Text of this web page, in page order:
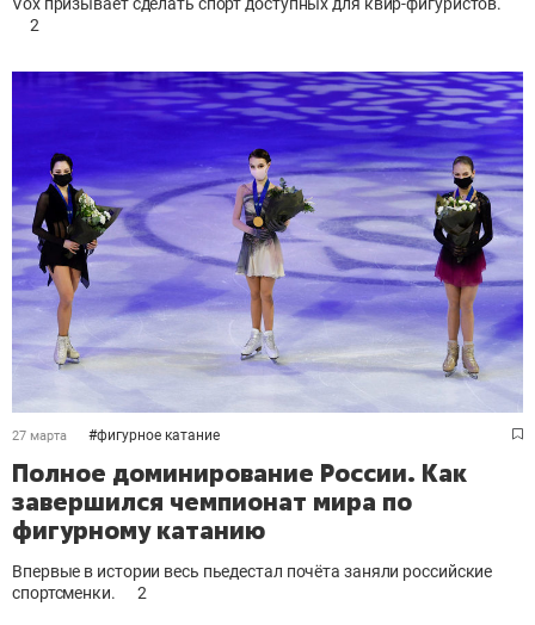
Vox призывает сделать спорт доступных для квир-фигуристов.
2
27 марта #фигурное катание
Полное доминирование России. Как
завершился чемпионат мира по
фигурному катанию
Впервые в истории весь пьедестал почёта заняли российские
спортсменки.
2